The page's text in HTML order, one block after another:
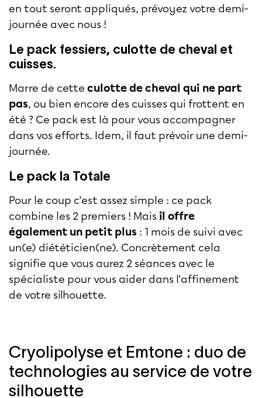
en tout seront appliqués, prévoyez votre demi-
journée avec nous !
Le pack fessiers, culotte de cheval et
cuisses.
Marre de cette culotte de cheval qui ne part
pas, ou bien encore des cuisses qui frottent en
été ? Ce pack est là pour vous accompagner
dans vos efforts. Idem, il faut prévoir une demi-
journée.
Le pack la Totale
Pour le coup c'est assez simple : ce pack
combine les 2 premiers ! Maisil offre
également un petit plus : 1 mois de suivi avec
un(e) diététicien(ne). Concrètement cela
signifie que vous aurez 2 séances avec le
spécialiste pour vous aider dans l'affinement
de votre silhouette.
Cryolipolyse et Emtone : duo de
technologies au service de votre
silhouette